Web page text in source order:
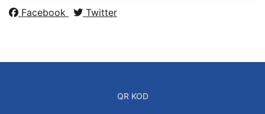
Facebook Twitter
QR KOD